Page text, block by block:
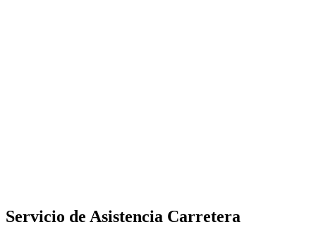
Servicio de Asistencia Carretera